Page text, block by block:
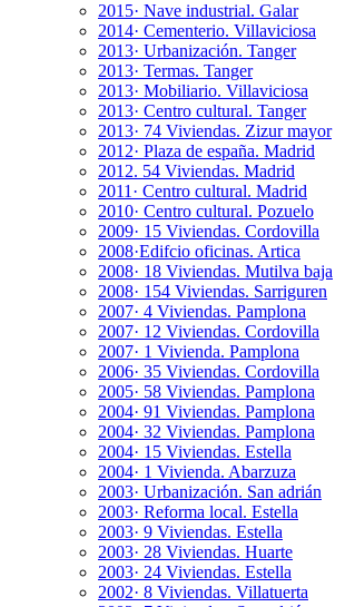
2015· Nave industrial. Galar
2014· Cementerio. Villaviciosa
2013· Urbanización. Tanger
2013· Termas. Tanger
2013· Mobiliario. Villaviciosa
2013· Centro cultural. Tanger
2013· 74 Viviendas. Zizur mayor
2012· Plaza de españa. Madrid
2012. 54 Viviendas. Madrid
2011· Centro cultural. Madrid
2010· Centro cultural. Pozuelo
2009· 15 Viviendas. Cordovilla
2008·Edifcio oficinas. Artica
2008· 18 Viviendas. Mutilva baja
2008· 154 Viviendas. Sarriguren
2007· 4 Viviendas. Pamplona
2007· 12 Viviendas. Cordovilla
2007· 1 Vivienda. Pamplona
2006· 35 Viviendas. Cordovilla
2005· 58 Viviendas. Pamplona
2004· 91 Viviendas. Pamplona
2004· 32 Viviendas. Pamplona
2004· 15 Viviendas. Estella
2004· 1 Vivienda. Abarzuza
2003· Urbanización. San adrián
2003· Reforma local. Estella
2003· 9 Viviendas. Estella
2003· 28 Viviendas. Huarte
2003· 24 Viviendas. Estella
2002· 8 Viviendas. Villatuerta